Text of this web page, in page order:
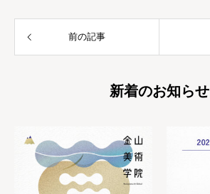
前の記事
新着のお知らせ